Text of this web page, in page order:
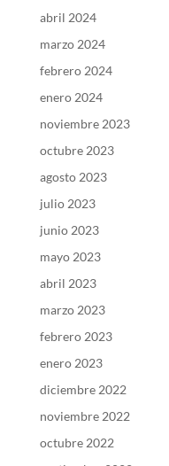
abril 2024
marzo 2024
febrero 2024
enero 2024
noviembre 2023
octubre 2023
agosto 2023
julio 2023
junio 2023
mayo 2023
abril 2023
marzo 2023
febrero 2023
enero 2023
diciembre 2022
noviembre 2022
octubre 2022